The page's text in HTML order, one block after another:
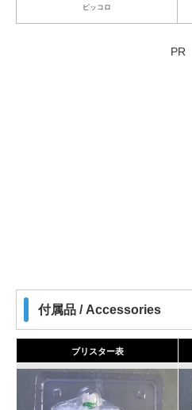
ピッコロ
PR
付属品 / Accessories
ブリスター表